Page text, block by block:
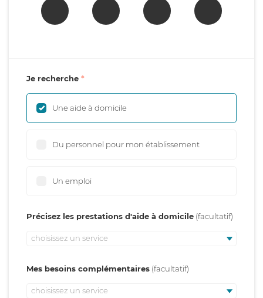
Je recherche
Une aide à domicile
Du personnel pour mon établissement
Un emploi
Précisez les prestations d'aide à domicile
choisissez un service
Mes besoins complémentaires
choisissez un service